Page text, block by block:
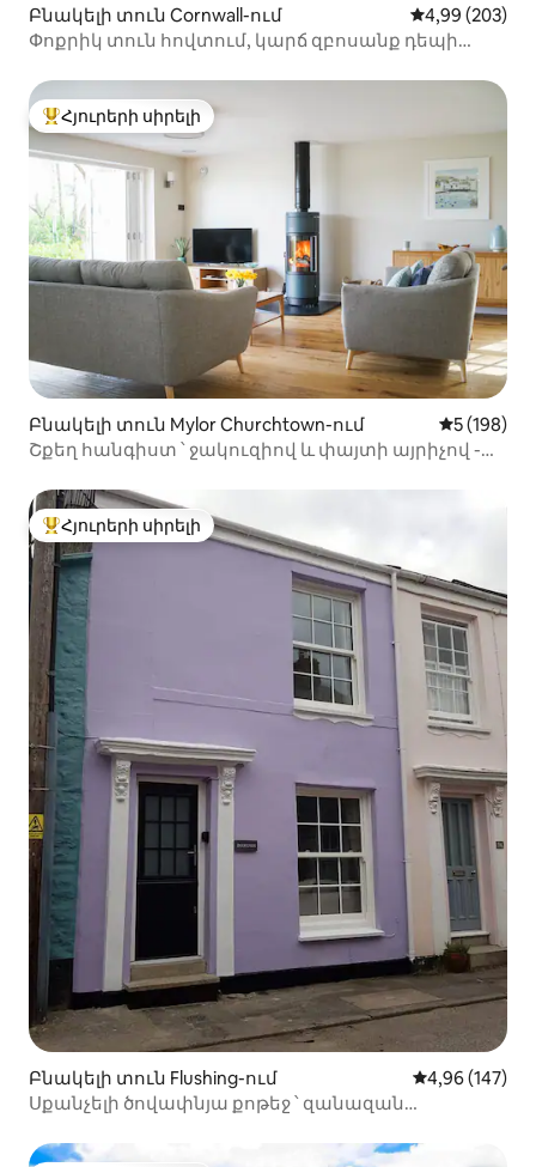
Բնակելի տուն Cornwall-ում Միջին
4,99 (203)
Փոքրիկ տուն հովտում, կարճ զբոսանք դեպի
Հյուրերի սիրելի լավագույն տները
Հյուրերի սիրելի
Բնակելի տուն Mylor Churchtown-ում Միջին
5 (198)
Շքեղ հանգիստ ՝ ջակուզիով և փայտի այրիչով -
Հյուրերի սիրելի լավագույն տները
Հյուրերի սիրելի
Բնակելի տուն Flushing-ում Միջին
4,96 (147)
Սքանչելի ծովափնյա քոթեջ ՝ զանազան